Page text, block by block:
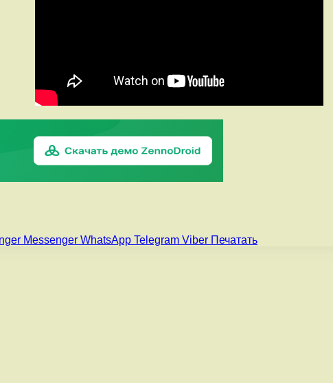
Messenger WhatsApp Telegram Viber Печатать